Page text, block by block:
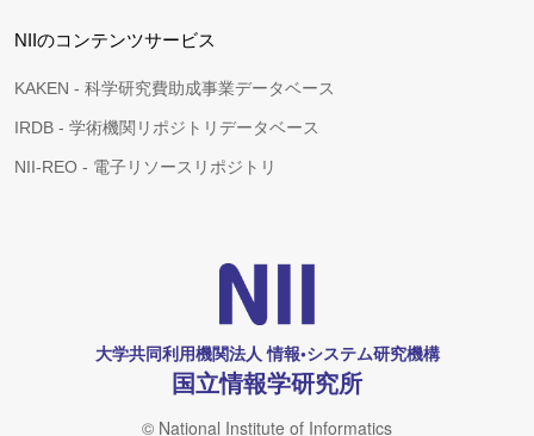
NIIのコンテンツサービス
KAKEN - 科学研究費助成事業データベース
IRDB - 学術機関リポジトリデータベース
NII-REO - 電子リソースリポジトリ
大学共同利用機関法人 情報•システム研究機構
国立情報学研究所
© National Institute of Informatics